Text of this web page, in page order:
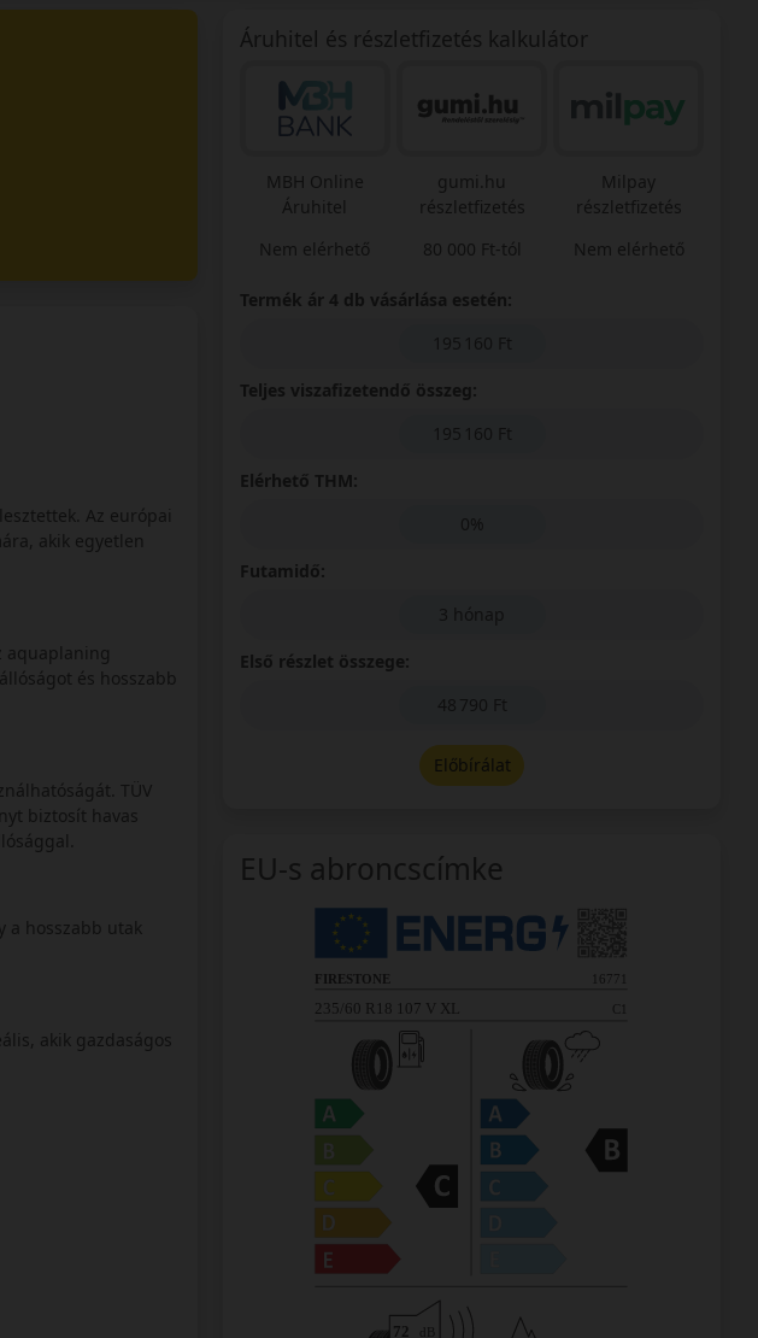
Az európai
akik egyetlen
aquaplaning
és hosszabb
TÜV
biztosít havas
a hosszabb utak
akik gazdaságos
Áruhitel és részletfizetés kalkulátor
MBH Online
Áruhitel
Nem elérhető
gumi.hu
részletfizetés
80 000 Ft-tól
Milpay
részletfizetés
Nem elérhető
Termék ár 4 db vásárlása esetén:
195 160 Ft
Teljes viszafizetendő összeg:
195 160 Ft
Elérhető THM:
0%
Futamidő:
3 hónap
Első részlet összege:
48 790 Ft
Előbírálat
EU-s abroncscímke